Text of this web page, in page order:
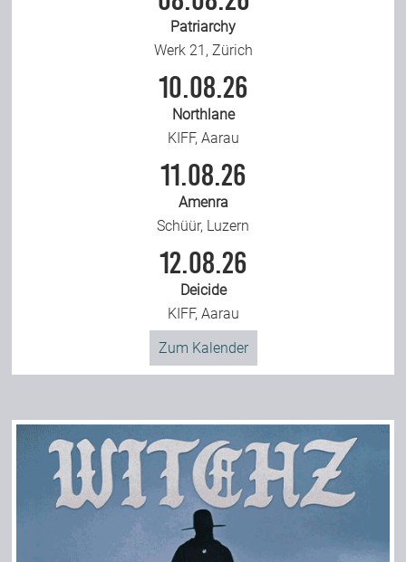
Patriarchy
Werk 21, Zürich
10.08.26
Northlane
KIFF, Aarau
11.08.26
Amenra
Schüür, Luzern
12.08.26
Deicide
KIFF, Aarau
Zum Kalender